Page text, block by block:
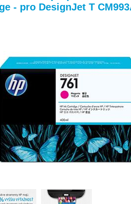
>
- pro DesignJet T